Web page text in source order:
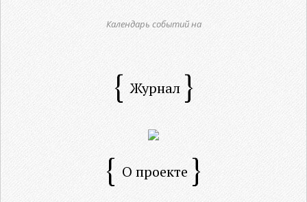
Календарь событий на
Журнал
О проекте